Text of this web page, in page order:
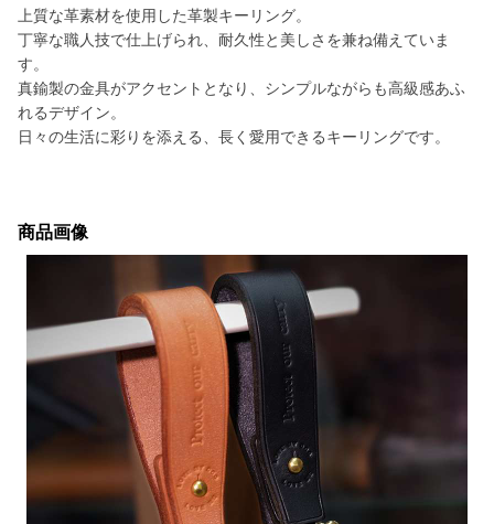
上質な革素材を使用した革製キーリング。
丁寧な職人技で仕上げられ、耐久性と美しさを兼ね備えていま
す。
真鍮製の金具がアクセントとなり、シンプルながらも高級感あふ
れるデザイン。
日々の生活に彩りを添える、長く愛用できるキーリングです。
商品画像